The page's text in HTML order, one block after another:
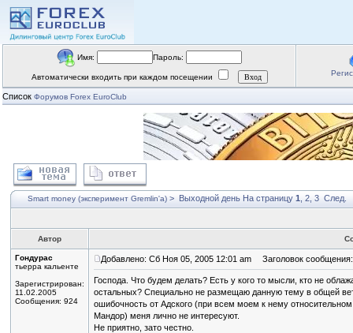
Имя: Пароль:
Автоматически входить при каждом посещении
Список Форумов Forex EuroClub
Smart money (эксперимент Gremlin'a) > Выходной день На страницу 1 2 3 След.
Автор
Гондурас
тьерра кальенте
Зарегистрирован:
11.02.2005
Сообщения: 924
Добавлено: Сб Ноя 05, 2005 12:01 am Заголовок
Господа. Что будем делать? Есть у кого то мысли, кто не
остальных? Специально не размещаю данную тему в общей
ошибочность от Адского (при всем моем к нему
Мандор) меня лично не интересуют.
Не приятно, зато честно.